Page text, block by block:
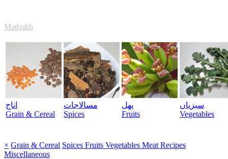
Matbukh
اناج
Grain & Cereal
مسالاجات
Spices
پھل
Fruits
سبزیاں
Vegetables
× Grain & Cereal Spices Fruits Vegetables Meat Recipes
Miscellaneous